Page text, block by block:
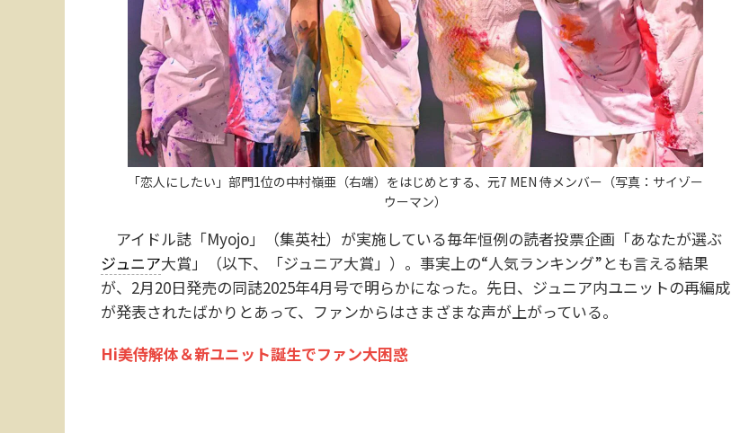
「恋人にしたい」部門1位の中村嶺亜（右端）をはじめとする、元7 MEN 侍メンバー（写真：サイゾー
ウーマン）
アイドル誌「Myojo」（集英社）が実施している毎年恒例の読者投票企画「あなたが選ぶ
ジュニア大賞」（以下、「ジュニア大賞」）。事実上の“人気ランキング”とも言える結果
が、2月20日発売の同誌2025年4月号で明らかになった。先日、ジュニア内ユニットの再編成
が発表されたばかりとあって、ファンからはさまざまな声が上がっている。
Hi美侍解体＆新ユニット誕生でファン大困惑